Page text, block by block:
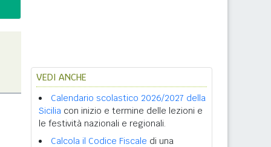
VEDI ANCHE
Calendario scolastico 2026/2027 della
Sicilia con inizio e termine delle lezioni e
le festività nazionali e regionali.
Calcola il Codice Fiscale di una